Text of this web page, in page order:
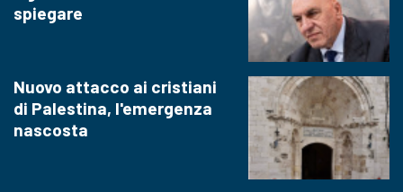
spiegare
Nuovo attacco ai cristiani
di Palestina, l'emergenza
nascosta